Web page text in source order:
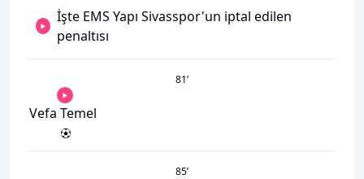
İşte EMS Yapı Sivasspor'un iptal edilen
penaltısı
81’
Vefa Temel
85’